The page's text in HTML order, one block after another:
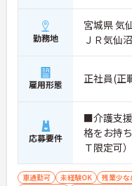
勤務地
宮城県 気
ＪＲ気仙
雇用形態 正社員(正
応募要件
■介護支
格をお持
Ｔ限定可
す！
車通勤可 未経験OK 残業少な